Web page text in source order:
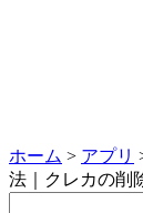
ホーム > アプリ
法｜クレカの削